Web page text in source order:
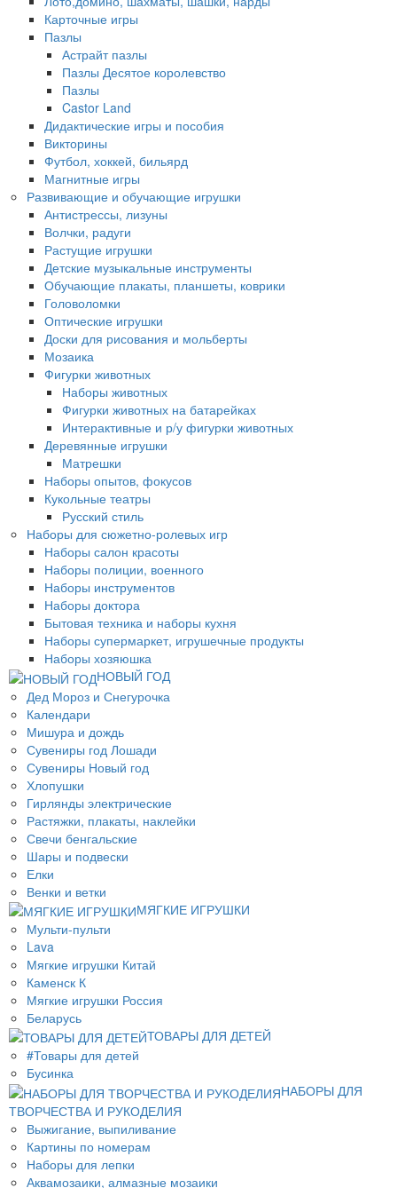
Карточные игры
Пазлы
Астрайт пазлы
Пазлы Десятое королевство
Пазлы
Castor Land
Дидактические игры и пособия
Викторины
Футбол, хоккей, бильярд
Магнитные игры
Развивающие и обучающие игрушки
Антистрессы, лизуны
Волчки, радуги
Растущие игрушки
Детские музыкальные инструменты
Обучающие плакаты, планшеты, коврики
Головоломки
Оптические игрушки
Доски для рисования и мольберты
Мозаика
Фигурки животных
Наборы животных
Фигурки животных на батарейках
Интерактивные и р/у фигурки животных
Деревянные игрушки
Матрешки
Наборы опытов, фокусов
Кукольные театры
Русский стиль
Наборы для сюжетно-ролевых игр
Наборы салон красоты
Наборы полиции, военного
Наборы инструментов
Наборы доктора
Бытовая техника и наборы кухня
Наборы супермаркет, игрушечные продукты
Наборы хозяюшка
НОВЫЙ ГОД
Дед Мороз и Снегурочка
Календари
Мишура и дождь
Сувениры год Лошади
Сувениры Новый год
Хлопушки
Гирлянды электрические
Растяжки, плакаты, наклейки
Свечи бенгальские
Шары и подвески
Елки
Венки и ветки
МЯГКИЕ ИГРУШКИ
Мульти-пульти
Lava
Мягкие игрушки Китай
Каменск К
Мягкие игрушки Россия
Беларусь
ТОВАРЫ ДЛЯ ДЕТЕЙ
#Товары для детей
Бусинка
НАБОРЫ ДЛЯ
ТВОРЧЕСТВА И РУКОДЕЛИЯ
Выжигание, выпиливание
Картины по номерам
Наборы для лепки
Аквамозаики, алмазные мозаики